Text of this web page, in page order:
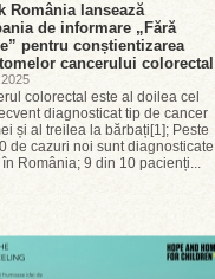
România lansează
de informare „Fără
pentru conștientizarea
cancerului colorectal
colorectal este al doilea cel
diagnosticat tip de cancer
și al treilea la bărbați[1]; Peste
de cazuri noi sunt diagnosticate
România; 9 din 10 pacienți...